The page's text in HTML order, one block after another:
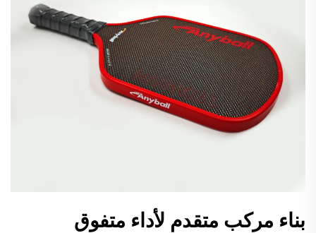
بناء مركب متقدم لأداء متفوق